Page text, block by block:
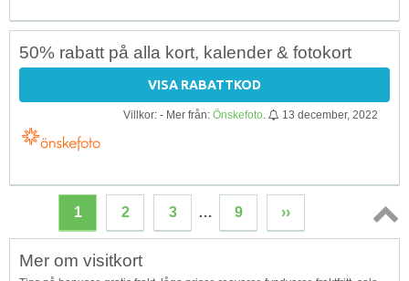
50% rabatt på alla kort, kalender & fotokort
VISA RABATTKOD
Villkor: - Mer från: Önskefoto 13 december, 2022
1 2 3 … 9 ››
Topp
Mer om visitkort